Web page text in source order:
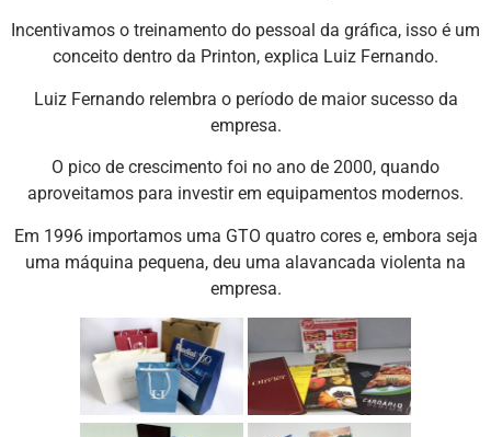
Incentivamos o treinamento do pessoal da gráfica, isso é um
conceito dentro da Printon, explica Luiz Fernando.
Luiz Fernando relembra o período de maior sucesso da
empresa.
O pico de crescimento foi no ano de 2000, quando
aproveitamos para investir em equipamentos modernos.
Em 1996 importamos uma GTO quatro cores e, embora seja
uma máquina pequena, deu uma alavancada violenta na
empresa.